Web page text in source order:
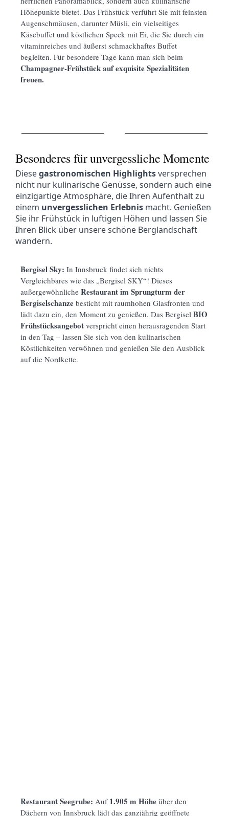
Höhepunkte bietet. Das Frühstück verführt Sie mit feinsten
Augenschmäusen, darunter Müsli, ein vielseitiges
Käsebuffet und köstlichen Speck mit Ei, die Sie durch ein
vitaminreiches und äußerst schmackhaftes Buffet
begleiten. Für besondere Tage kann man sich beim
Champagner-Frühstück auf exquisite Spezialitäten
freuen.
Besonderes für unvergessliche Momente
Diesegastronomischen Highlightsversprechen
nicht nur kulinarische Genüsse, sondern auch eine
einzigartige Atmosphäre, die Ihren Aufenthalt zu
einem unvergesslichen Erlebnis macht. Genießen
Sie ihr Frühstück in luftigen Höhen und lassen Sie
Ihren Blick über unsere schöne Berglandschaft
wandern.
Bergisel Sky: In Innsbruck findet sich nichts
Vergleichbares wie das „Bergisel SKY“! Dieses
außergewöhnliche Restaurant im Sprungturm der
Bergiselschanze besticht mit raumhohen Glasfronten und
lädt dazu ein, den Moment zu genießen. Das Bergisel BIO
Frühstücksangebot verspricht einen herausragenden Start
in den Tag – lassen Sie sich von den kulinarischen
Köstlichkeiten verwöhnen und genießen Sie den Ausblick
auf die Nordkette.
Restaurant Seegrube: Auf 1.905 m Höhe über den
Dächern von Innsbruck lädt das ganzjährig geöffnete